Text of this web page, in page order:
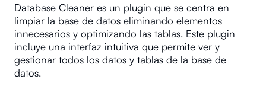
Database Cleaner es un plugin que se centra en
limpiar la base de datos eliminando elementos
innecesarios y optimizando las tablas. Este plugin
incluye una interfaz intuitiva que permite ver y
gestionar todos los datos y tablas de la base de
datos.